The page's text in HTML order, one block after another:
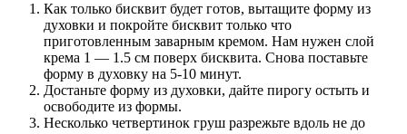
Как только бисквит будет готов, вытащите форму из
духовки и покройте бисквит только что
приготовленным заварным кремом. Нам нужен слой
крема 1 — 1.5 см поверх бисквита. Снова поставьте
форму в духовку на 5-10 минут.
Достаньте форму из духовки, дайте пирогу остыть и
освободите из формы.
Несколько четвертинок груш разрежьте вдоль не до